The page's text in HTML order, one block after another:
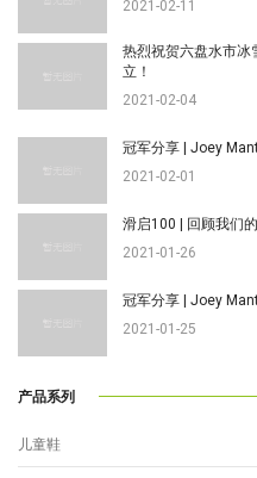
2021-02-11
热烈祝贺六盘水市冰
立！
2021-02-04
冠军分享 | Joey
2021-02-01
滑启100 | 回顾我们
2021-01-26
冠军分享 | Joey
2021-01-25
产品系列
儿童鞋